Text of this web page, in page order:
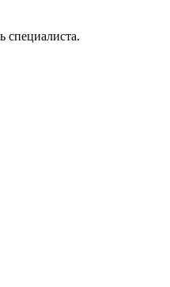
специалиста.